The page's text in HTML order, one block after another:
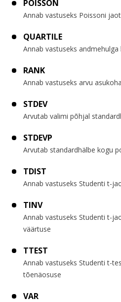
POISSON
Annab vastuseks Poissoni
QUARTILE
Annab vastuseks andmehulga
RANK
Annab vastuseks arvu
STDEV
Arvutab valimi põhjal
STDEVP
Arvutab standardhälbe kogu
TDIST
Annab vastuseks Studenti t-
TINV
Annab vastuseks Studenti t-
väärtuse
TTEST
Annab vastuseks Studenti t-
tõenäosuse
VAR